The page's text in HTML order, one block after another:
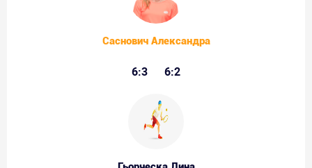
Саснович Александра
6:3 6:2